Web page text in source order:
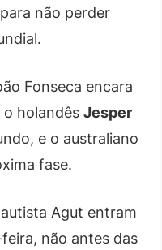
não perder
Fonseca encara
holandês Jesper
e o australiano
fase.
Agut entram
não antes das